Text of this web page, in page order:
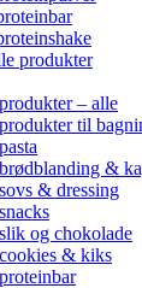
produkter
– alle
til
&
& dressing
og chokolade
& kiks